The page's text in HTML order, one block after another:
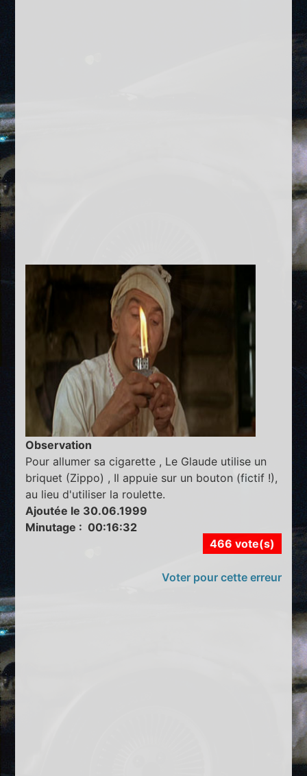
Observation
Pour allumer sa cigarette , Le Glaude utilise un
briquet (Zippo) , Il appuie sur un bouton (fictif !),
au lieu d'utiliser la roulette.
Ajoutée le 30.06.1999
Minutage : 00:16:32
466 vote(s)
Voter pour cette erreur